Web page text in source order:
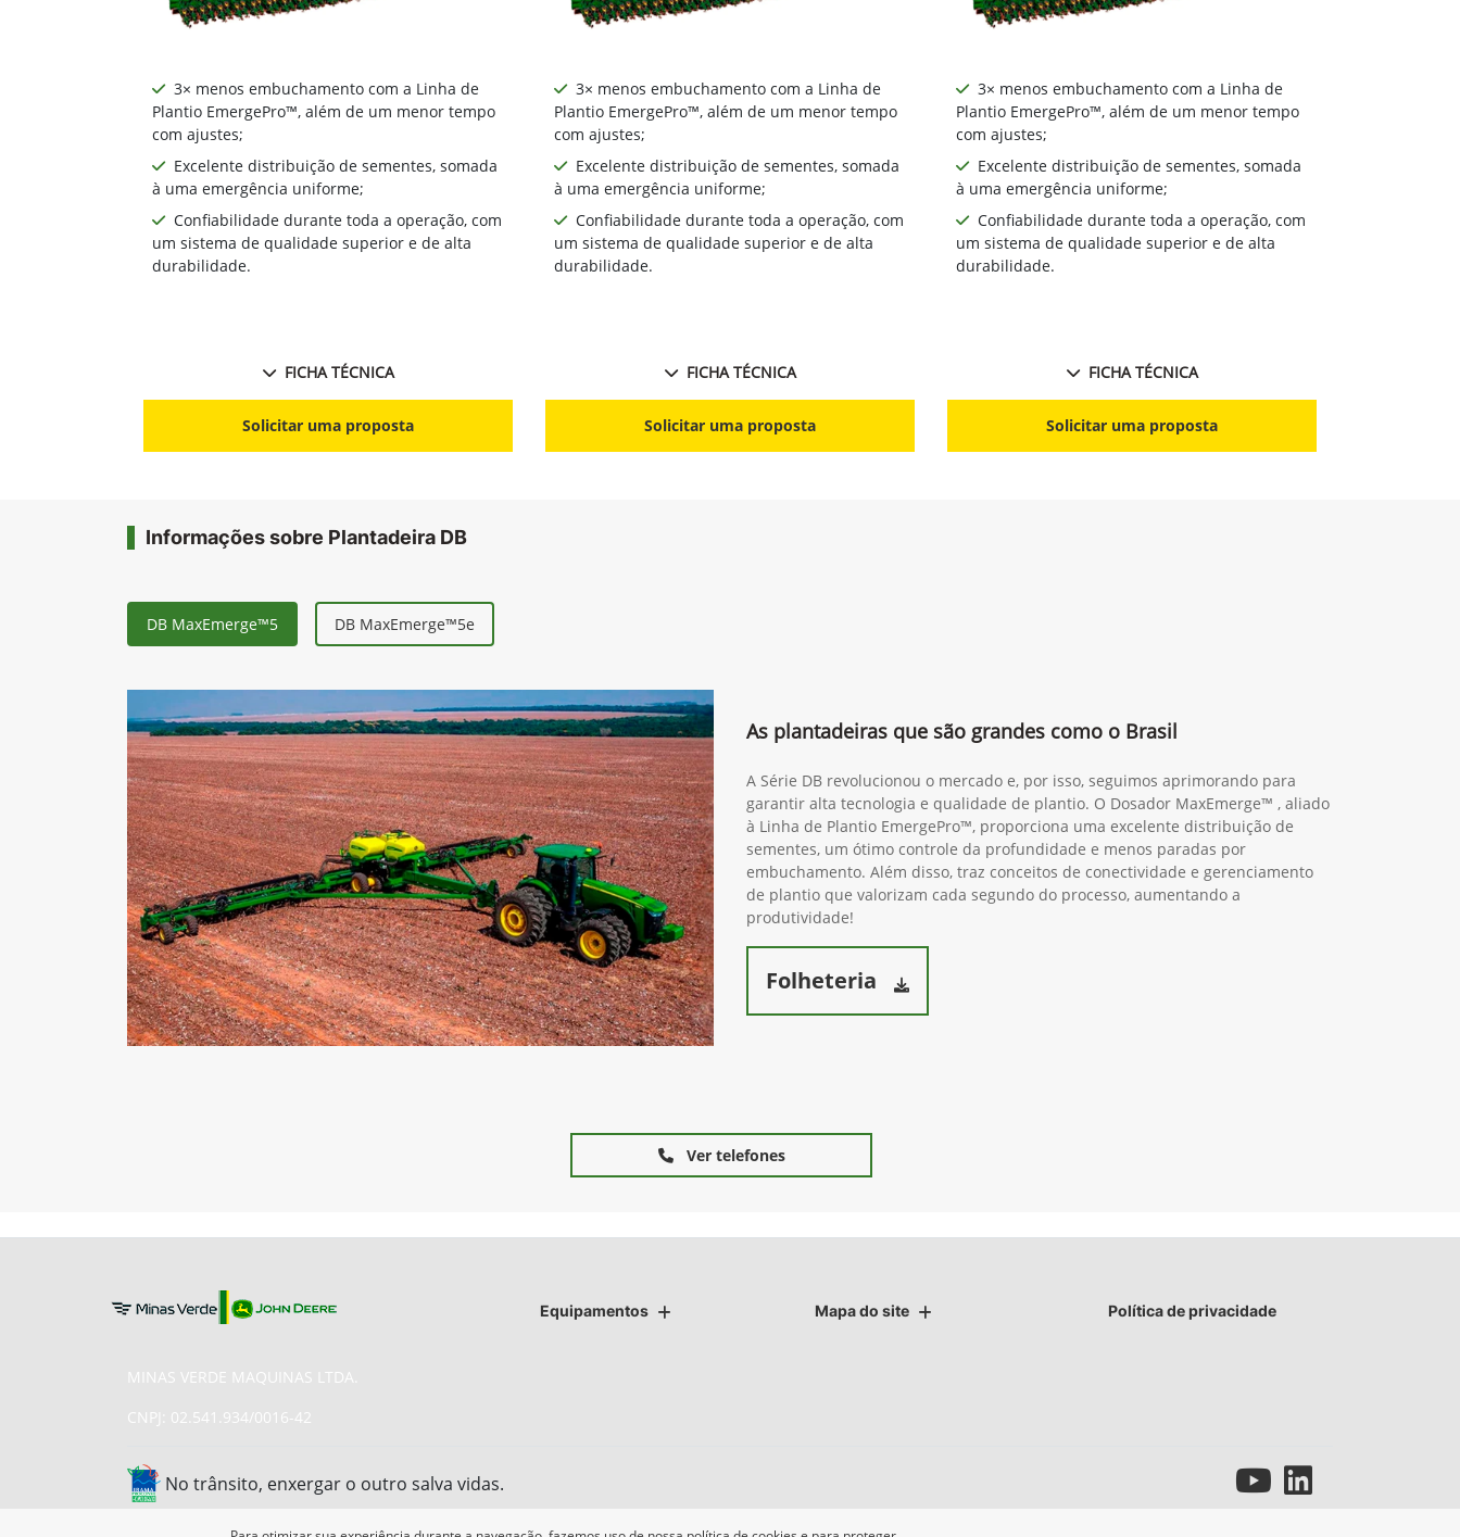
3× menos embuchamento com a Linha de
Plantio EmergePro™, além de um menor tempo
com ajustes;
Excelente distribuição de sementes, somada
à uma emergência uniforme;
Confiabilidade durante toda a operação, com
um sistema de qualidade superior e de alta
durabilidade.
FICHA TÉCNICA
Solicitar uma proposta
3× menos embuchamento com a Linha de
Plantio EmergePro™, além de um menor tempo
com ajustes;
Excelente distribuição de sementes, somada
à uma emergência uniforme;
Confiabilidade durante toda a operação, com
um sistema de qualidade superior e de alta
durabilidade.
FICHA TÉCNICA
Solicitar uma proposta
3× menos embuchamento com a Linha de
Plantio EmergePro™, além de um menor tempo
com ajustes;
Excelente distribuição de sementes, somada
à uma emergência uniforme;
Confiabilidade durante toda a operação, com
um sistema de qualidade superior e de alta
durabilidade.
FICHA TÉCNICA
Solicitar uma proposta
Informações sobre Plantadeira DB
DB MaxEmerge™5 DB MaxEmerge™5e
As plantadeiras que são grandes como o Brasil
A Série DB revolucionou o mercado e, por isso, seguimos aprimorando para
garantir alta tecnologia e qualidade de plantio. O Dosador MaxEmerge™ , aliado
à Linha de Plantio EmergePro™, proporciona uma excelente distribuição de
sementes, um ótimo controle da profundidade e menos paradas por
embuchamento. Além disso, traz conceitos de conectividade e gerenciamento
de plantio que valorizam cada segundo do processo, aumentando a
produtividade!
Folheteria
Ver telefones
Equipamentos Mapa do site Política de privacidade
MINAS VERDE MAQUINAS LTDA.
CNPJ: 02.541.934/0016-42
No trânsito, enxergar o outro salva vidas.